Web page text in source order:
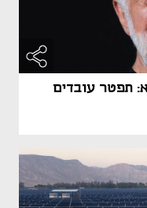
תפטר עובדים